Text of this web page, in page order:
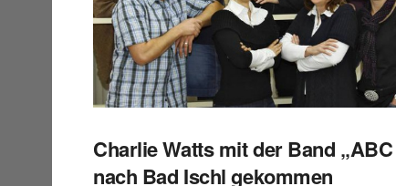
BAD ISCHL
Charlie Watts mit der Band
nach Bad Ischl gekommen